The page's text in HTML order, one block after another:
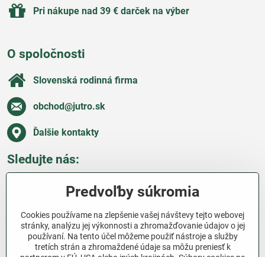
Pri nákupe nad 39 € darček na výber
O spoločnosti
Slovenská rodinná firma
obchod​@jutro​.sk
Ďalšie kontakty
Sledujte nás:
Všetko o nákupe
Ďakujeme za podporu
Predvoľby súkromia
Cookies používame na zlepšenie vašej návštevy tejto webovej
stránky, analýzu jej výkonnosti a zhromažďovanie údajov o jej
používaní. Na tento účel môžeme použiť nástroje a služby
tretích strán a zhromaždené údaje sa môžu preniesť k